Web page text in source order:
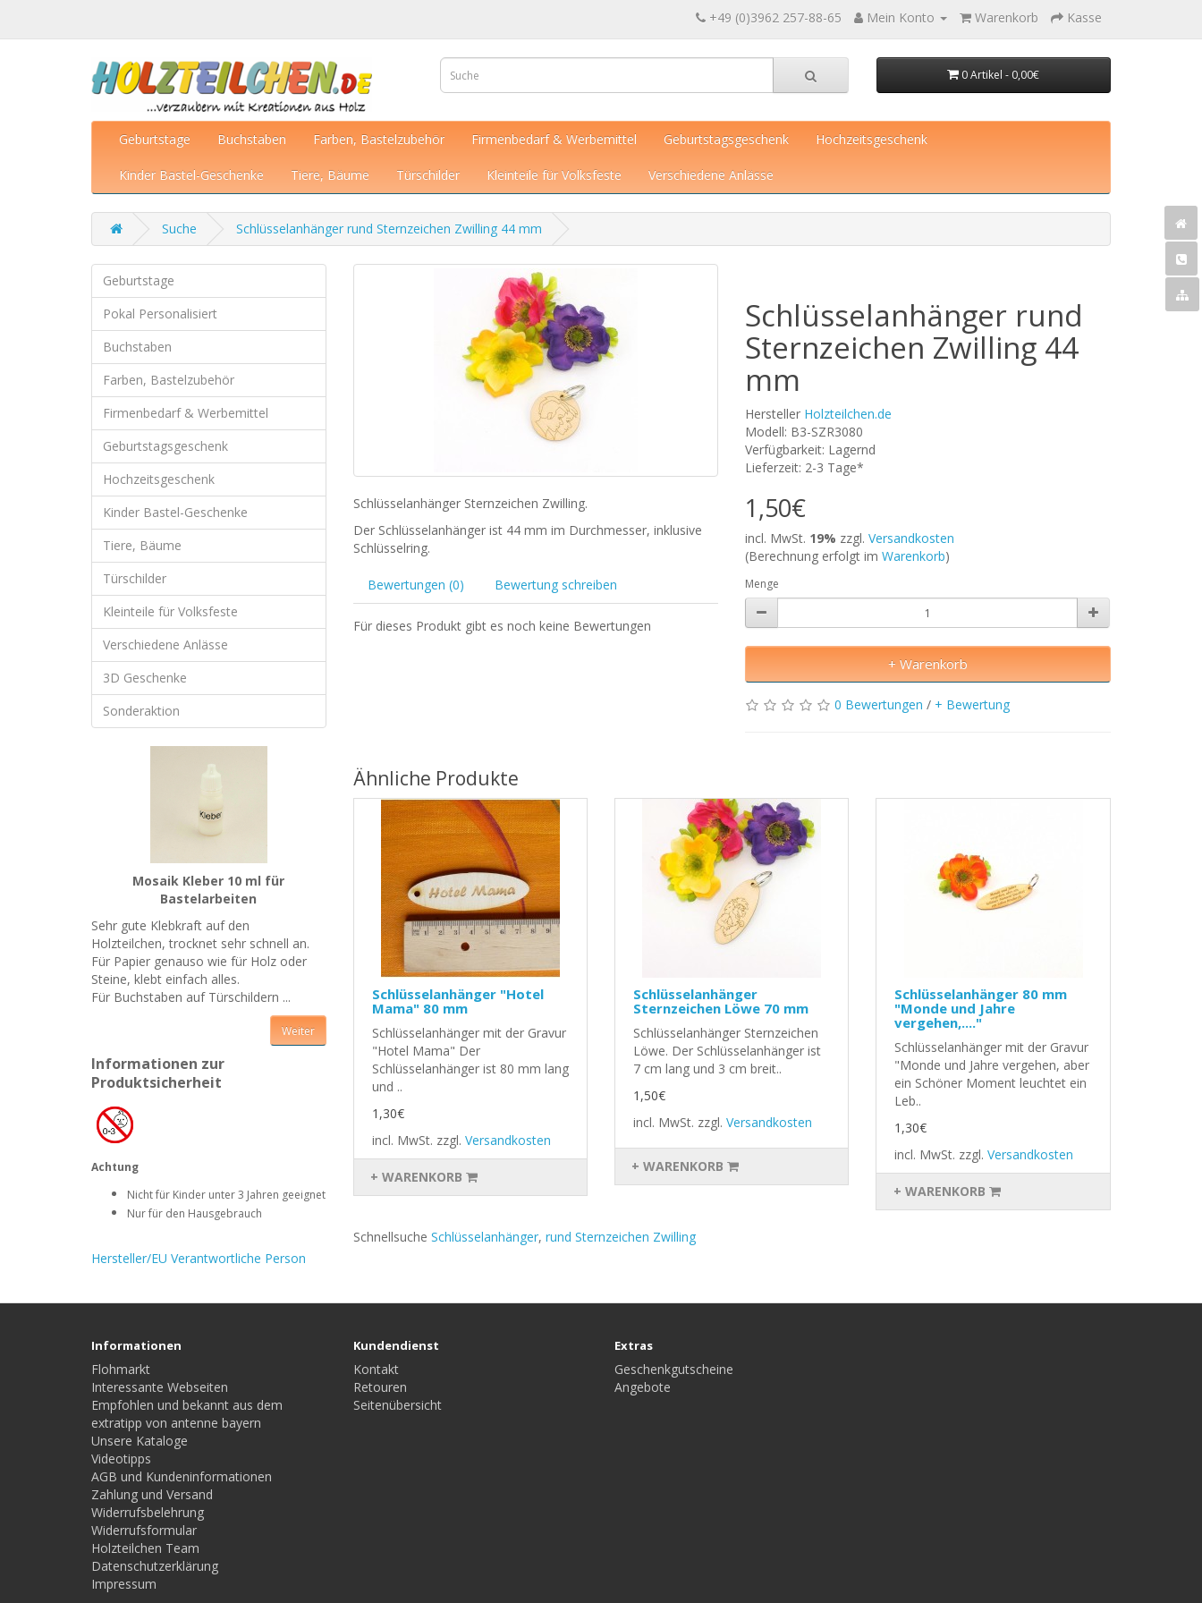
+49 (0)3962 257-88-65 Mein Konto Warenkorb Kasse
0 Artikel - 0,00€
Geburtstage Buchstaben Farben, Bastelzubehör Firmenbedarf & Werbemittel Geburtstagsgeschenk Hochzeitsgeschenk
Kinder Bastel-Geschenke Tiere, Bäume Türschilder Kleinteile für Volksfeste Verschiedene Anlässe
Suche Schlüsselanhänger rund Sternzeichen Zwilling 44 mm
Geburtstage
Pokal Personalisiert
Buchstaben
Farben, Bastelzubehör
Firmenbedarf & Werbemittel
Geburtstagsgeschenk
Hochzeitsgeschenk
Kinder Bastel-Geschenke
Tiere, Bäume
Türschilder
Kleinteile für Volksfeste
Verschiedene Anlässe
3D Geschenke
Sonderaktion
Mosaik Kleber 10 ml für
Bastelarbeiten
Sehr gute Klebkraft auf den
Holzteilchen, trocknet sehr schnell an.
Für Papier genauso wie für Holz oder
Steine, klebt einfach alles.
Für Buchstaben auf Türschildern ...
Weiter
Informationen zur
Produktsicherheit
Achtung
Nicht für Kinder unter 3 Jahren geeignet
Nur für den Hausgebrauch
Hersteller/EU Verantwortliche Person
Schlüsselanhänger Sternzeichen Zwilling.
Der Schlüsselanhänger ist 44 mm im Durchmesser, inklusive
Schlüsselring.
Bewertungen (0) Bewertung schreiben
Für dieses Produkt gibt es noch keine Bewertungen
Schlüsselanhänger rund
Sternzeichen Zwilling 44
mm
Hersteller Holzteilchen.de
Modell: B3-SZR3080
Verfügbarkeit: Lagernd
Lieferzeit: 2-3 Tage*
1,50€
incl. MwSt. 19% zzgl.Versandkosten
(Berechnung erfolgt imWarenkorb)
Menge
+ Warenkorb
0 Bewertungen / + Bewertung
Ähnliche Produkte
Schlüsselanhänger "Hotel
Mama" 80 mm
Schlüsselanhänger mit der Gravur
"Hotel Mama" Der
Schlüsselanhänger ist 80 mm lang
und ..
1,30€
incl. MwSt. zzgl. Versandkosten
+ WARENKORB
Schlüsselanhänger
Sternzeichen Löwe 70 mm
Schlüsselanhänger Sternzeichen
Löwe. Der Schlüsselanhänger ist
7 cm lang und 3 cm breit..
1,50€
incl. MwSt. zzgl. Versandkosten
+ WARENKORB
Schlüsselanhänger 80 mm
"Monde und Jahre
vergehen,...."
Schlüsselanhänger mit der Gravur
"Monde und Jahre vergehen, aber
ein Schöner Moment leuchtet ein
Leb..
1,30€
incl. MwSt. zzgl.Versandkosten
+ WARENKORB
Schnellsuche Schlüsselanhänger, rund Sternzeichen Zwilling
Informationen
Flohmarkt
Interessante Webseiten
Empfohlen und bekannt aus dem
extratipp von antenne bayern
Unsere Kataloge
Videotipps
AGB und Kundeninformationen
Zahlung und Versand
Widerrufsbelehrung
Widerrufsformular
Holzteilchen Team
Datenschutzerklärung
Impressum
Kundendienst
Kontakt
Retouren
Seitenübersicht
Extras
Geschenkgutscheine
Angebote